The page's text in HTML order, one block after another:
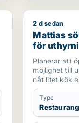
Mattias
2 d sedan
Mattias
för
Planerar att
möjlighet till
nåt litet kök
Type